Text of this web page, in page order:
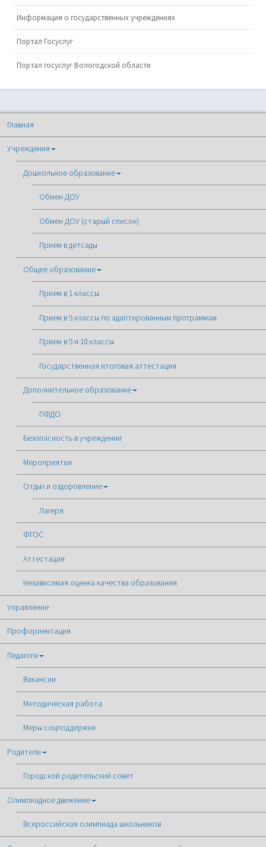
Информация о государственных учреждениях
Портал Госуслуг
Портал госуслуг Вологодской области
Главная
Учреждения
Дошкольное образование
Обмен ДОУ
Обмен ДОУ (старый список)
Прием в детсады
Общее образование
Прием в 1 классы
Прием в 5 классы по адаптированным программам
Прием в 5 и 10 классы
Государственная итоговая аттестация
Дополнительное образование
ПФДО
Безопасность в учреждении
Мероприятия
Отдых и оздоровление
Лагеря
ФГОС
Аттестация
Независимая оценка качества образования
Управление
Профориентация
Педагоги
Вакансии
Методическая работа
Меры соцподдержки
Родители
Городской родительский совет
Олимпиадное движение
Всероссийская олимпиада школьников